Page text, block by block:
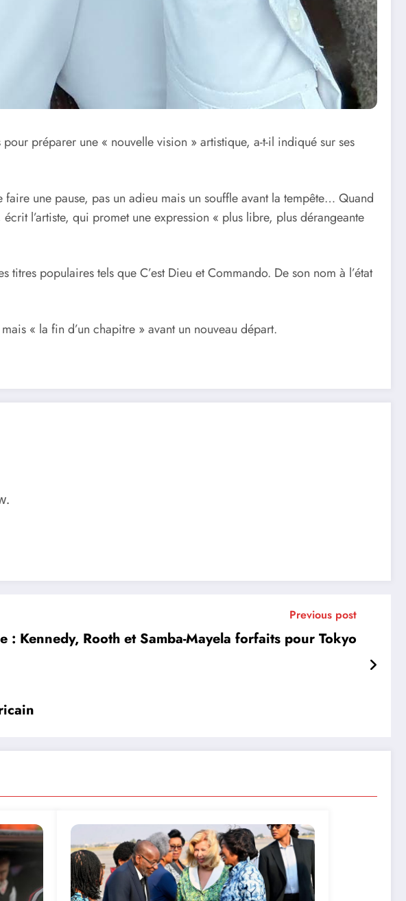
préparer une « nouvelle vision » artistique, a-t-il indiqué sur ses
une pause, pas un adieu mais un souffle avant la tempête… Quand
l’artiste, qui promet une expression « plus libre, plus dérangeante
populaires tels que C’est Dieu et Commando. De son nom à l’état
« la fin d’un chapitre » avant un nouveau départ.
Previous post
: Kennedy, Rooth et Samba-Mayela forfaits pour Tokyo